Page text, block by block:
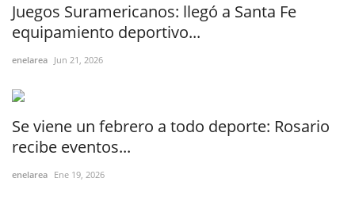
Juegos Suramericanos: llegó a Santa Fe
equipamiento deportivo...
enelarea Jun 21, 2026
Se viene un febrero a todo deporte: Rosario
recibe eventos...
enelarea Ene 19, 2026